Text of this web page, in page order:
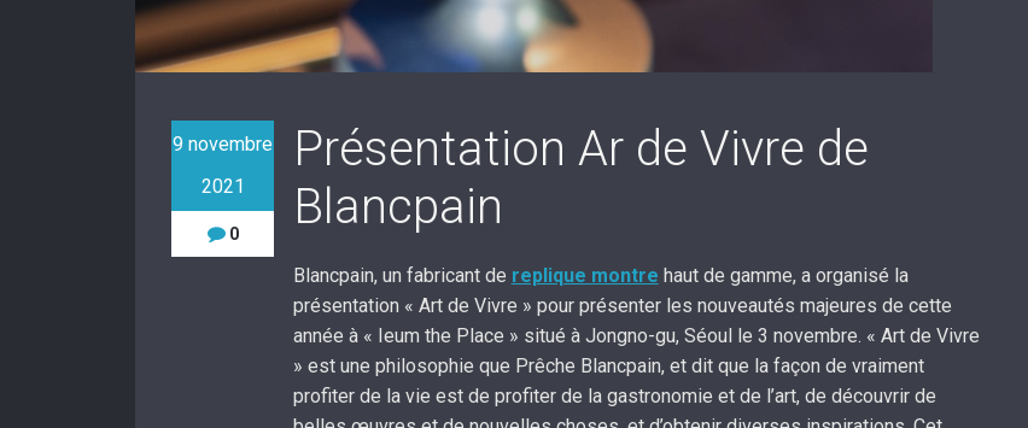
9 novembre
2021
0
Présentation Ar de Vivre de
Blancpain
Blancpain, un fabricant de replique montre haut de gamme, a organisé la
présentation « Art de Vivre » pour présenter les nouveautés majeures de cette
année à « Ieum the Place » situé à Jongno-gu, Séoul le 3 novembre. « Art de Vivre
» est une philosophie que Prêche Blancpain, et dit que la façon de vraiment
profiter de la vie est de profiter de la gastronomie et de l’art, de découvrir de